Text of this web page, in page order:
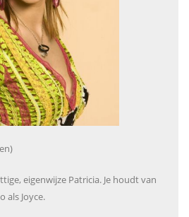
eigenwijze Patricia. Je houdt van
als Joyce.